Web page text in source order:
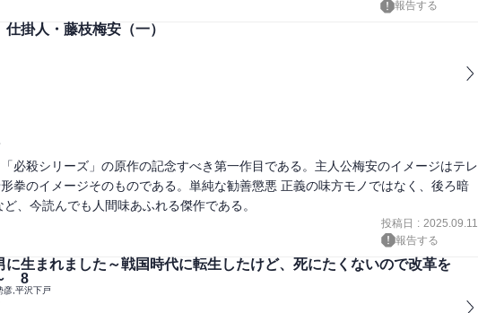
報告する
掛人・藤枝梅安（一）
必殺シリーズ」の原作の記念すべき第一作目である。主人公梅安のイメージはテレ
拳のイメージそのものである。単純な勧善懲悪 正義の味方モノではなく、後ろ暗
、今読んでも人間味あふれる傑作である。
投稿日 : 2025.09.11
報告する
に生まれました～戦国時代に転生したけど、死にたくないので改革を
8
彦,平沢下戸